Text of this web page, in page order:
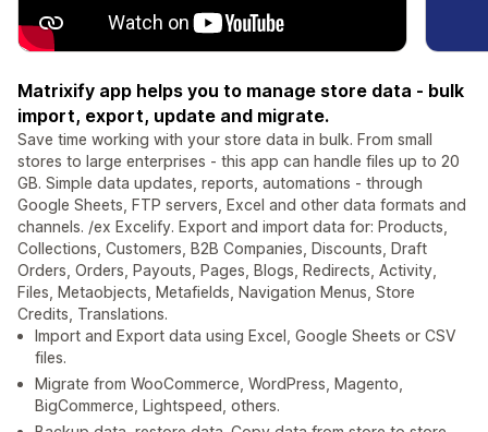
Matrixify app helps you to manage store data - bulk
import, export, update and migrate.
Save time working with your store data in bulk. From small
stores to large enterprises - this app can handle files up to 20
GB. Simple data updates, reports, automations - through
Google Sheets, FTP servers, Excel and other data formats and
channels. /ex Excelify. Export and import data for: Products,
Collections, Customers, B2B Companies, Discounts, Draft
Orders, Orders, Payouts, Pages, Blogs, Redirects, Activity,
Files, Metaobjects, Metafields, Navigation Menus, Store
Credits, Translations.
Import and Export data using Excel, Google Sheets or CSV
files.
Migrate from WooCommerce, WordPress, Magento,
BigCommerce, Lightspeed, others.